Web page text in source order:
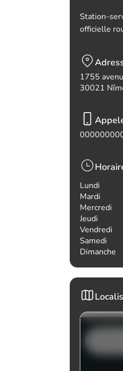
Station-
officielle
1755
30021
Lundi
Mardi
Mercredi
Jeudi
Vendredi
Samedi
Dimanche